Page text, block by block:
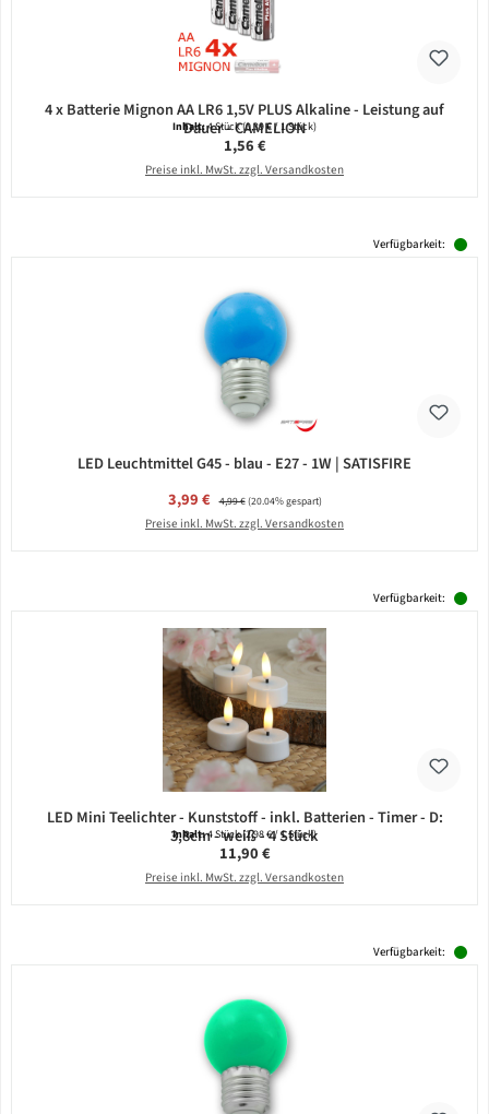
4 x Batterie Mignon AA LR6 1,5V PLUS Alkaline - Leistung auf
Dauer - CAMELION
Inhalt:4 Stück(0,39 € / 1 Stück)
Regulärer Preis:
1,56 €
Preise inkl. MwSt. zzgl. Versandkosten
Verfügbarkeit:
LED Leuchtmittel G45 - blau - E27 - 1W | SATISFIRE
Verkaufspreis:
3,99 € Regulärer Preis:
4,99 €(20.04% gespart)
Preise inkl. MwSt. zzgl. Versandkosten
Verfügbarkeit:
LED Mini Teelichter - Kunststoff - inkl. Batterien - Timer - D:
3,8cm - weiß - 4 Stück
Inhalt:4 Stück(2,98 € / 1 Stück)
Regulärer Preis:
11,90 €
Preise inkl. MwSt. zzgl. Versandkosten
Verfügbarkeit: